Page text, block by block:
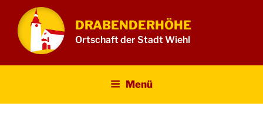
Inhalt
springen
DRABENDERHÖHE
Ortschaft der Stadt Wiehl
Menü